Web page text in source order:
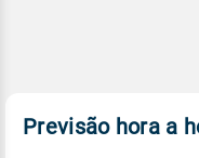
Previsão hora a